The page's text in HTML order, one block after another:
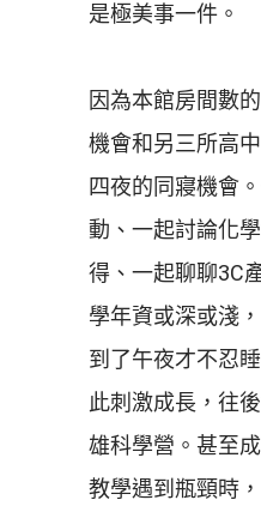
是極美事一件。
因為本館房間數
機會和另三所高
四夜的同寢機會
動、一起討論化
得、一起聊聊3C
學年資或深或淺
到了午夜才不忍
此刺激成長，往
雄科學營。甚至
教學遇到瓶頸時